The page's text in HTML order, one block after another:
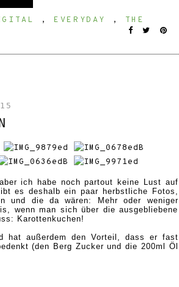
, EVERYDAY , THE
ich habe noch partout keine Lust auf
es deshalb ein paar herbstliche Fotos,
und die da wären: Mehr oder weniger
wenn man sich über die ausgebliebene
Karottenkuchen!
hat außerdem den Vorteil, dass er fast
(den Berg Zucker und die 200ml Öl